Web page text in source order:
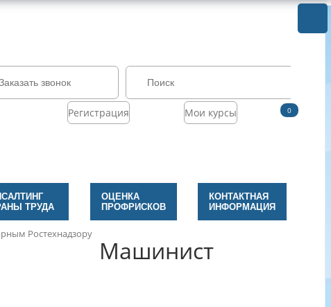
звонок
Регистрация Мои курсы 0
ТРУДА
ОЦЕНКА
ПРОФРИСКОВ
КОНТАКТНАЯ
ИНФОРМАЦИЯ
Ростехнадзору
Машинист